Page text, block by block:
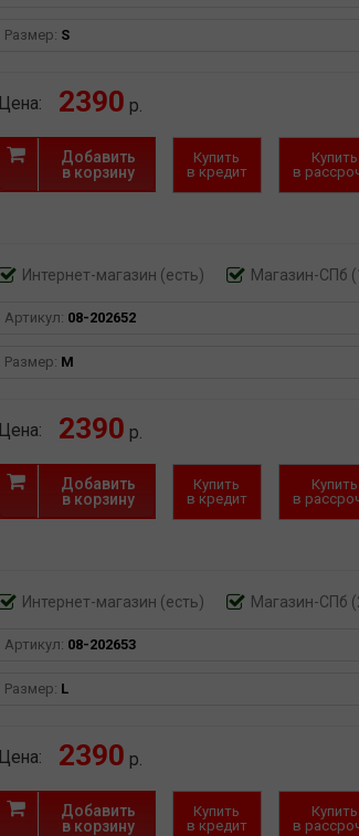
Размер: S
Цена: 2390 р.
Добавить
в корзину
Купить
в кредит
Купить
в
Интернет-магазин (есть) Магазин-СПб
Артикул: 08-202652
Размер: M
Цена: 2390 р.
Добавить
в корзину
Купить
в кредит
Купить
в
Интернет-магазин (есть) Магазин-СПб
Артикул: 08-202653
Размер: L
Цена: 2390 р.
Добавить
в корзину
Купить
в кредит
Купить
в